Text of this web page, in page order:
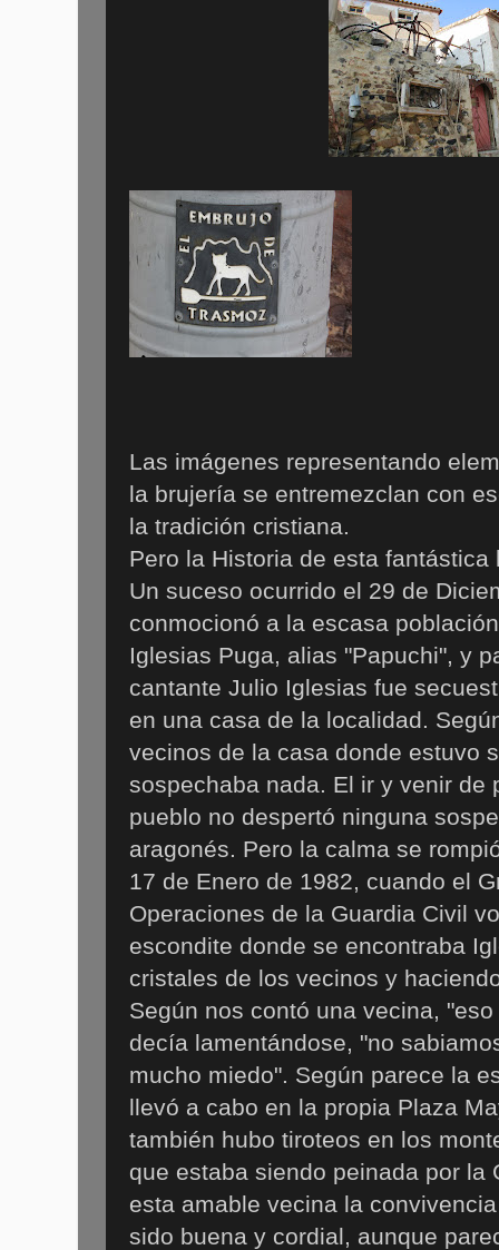
Las imágenes representando
la brujería se entremezclan con
la tradición cristiana.
Pero la Historia de esta
Un suceso ocurrido el 29 de
conmocionó a la escasa
Iglesias Puga, alias "Papuchi", y
cantante Julio Iglesias fue
en una casa de la localidad.
vecinos de la casa donde estuvo
sospechaba nada. El ir y venir de
pueblo no despertó ninguna
aragonés. Pero la calma se
17 de Enero de 1982, cuando el
Operaciones de la Guardia Civil
escondite donde se encontraba
cristales de los vecinos y
Según nos contó una vecina,
decía lamentándose, "no
mucho miedo". Según parece la
llevó a cabo en la propia Plaza
también hubo tiroteos en los
que estaba siendo peinada por la
esta amable vecina la
sido buena y cordial, aunque